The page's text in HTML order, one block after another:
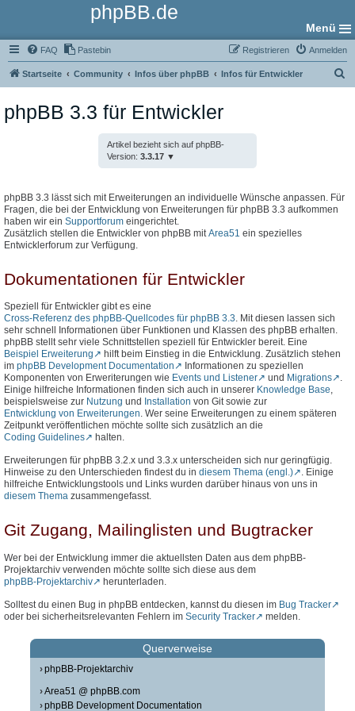
phpBB.de
Menü
FAQ Pastebin Anmelden
Registrieren
Startseite Community Infos über phpBB Infos für Entwickler
phpBB 3.3 für Entwickler
Artikel bezieht sich auf phpBB-
Version: 3.3.17
phpBB 3.3 lässt sich mit Erweiterungen an individuelle Wünsche anpassen. Für
Fragen, die bei der Entwicklung von Erweiterungen für phpBB 3.3 aufkommen
haben wir ein Supportforum eingerichtet.
Zusätzlich stellen die Entwickler von phpBB mit Area51 ein spezielles
Entwicklerforum zur Verfügung.
Dokumentationen für Entwickler
Speziell für Entwickler gibt es eine
Cross-Referenz des phpBB-Quellcodes für phpBB 3.3. Mit diesen lassen sich
sehr schnell Informationen über Funktionen und Klassen des phpBB erhalten.
phpBB stellt sehr viele Schnittstellen speziell für Entwickler bereit. Eine
Beispiel Erweiterung
hilft beim Einstieg in die Entwicklung. Zusätzlich stehen
im phpBB Development Documentation
Informationen zu speziellen
Komponenten von Erweriterungen wie Events und Listener und Migrations
.
Einige hilfreiche Informationen finden sich auch in unserer Knowledge Base,
beispielsweise zur Nutzung und Installation von Git sowie zur
Entwicklung von Erweiterungen. Wer seine Erweiterungen zu einem späteren
Zeitpunkt veröffentlichen möchte sollte sich zusätzlich an die
Coding Guidelines
halten.
Erweiterungen für phpBB 3.2.x und 3.3.x unterscheiden sich nur geringfügig.
Hinweise zu den Unterschieden findest du in diesem Thema (engl.)
. Einige
hilfreiche Entwicklungstools und Links wurden darüber hinaus von uns in
diesem Thema zusammengefasst.
Git Zugang, Mailinglisten und Bugtracker
Wer bei der Entwicklung immer die aktuellsten Daten aus dem phpBB-
Projektarchiv verwenden möchte sollte sich diese aus dem
phpBB-Projektarchiv
herunterladen.
Solltest du einen Bug in phpBB entdecken, kannst du diesen im Bug Tracker
oder bei sicherheitsrelevanten Fehlern im Security Tracker melden.
Querverweise
phpBB-Projektarchiv
Area51 @ phpBB.com
phpBB Development Documentation